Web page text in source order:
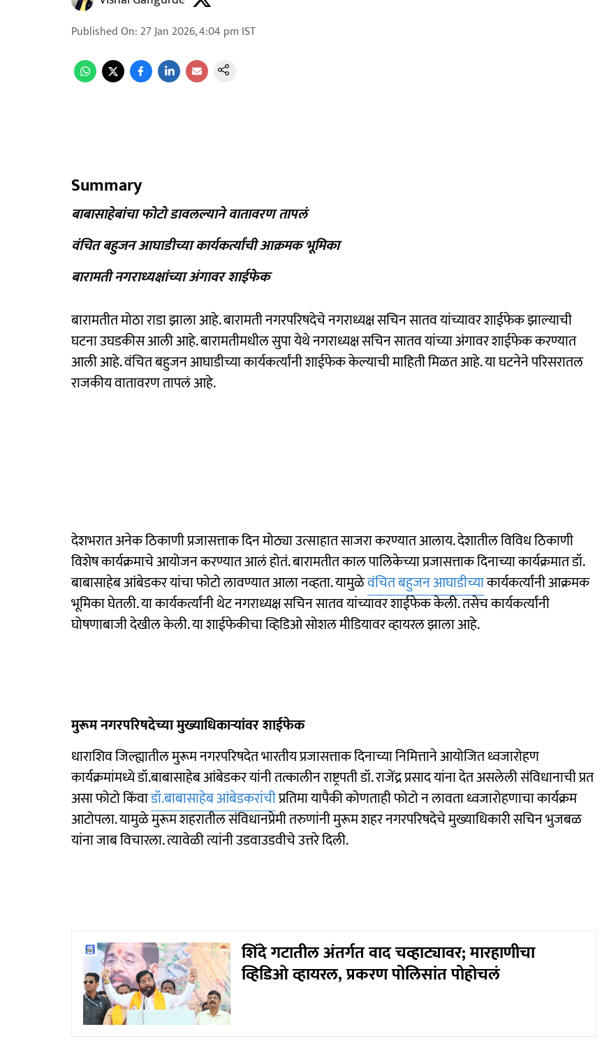
Published On: 27 Jan 2026, 4:04 pm IST
Summary
बाबासाहेबांचा फोटो डावलल्याने वातावरण तापलं
वंचित बहुजन आघाडीच्या कार्यकर्त्यांची आक्रमक भूमिका
बारामती नगराध्यक्षांच्या अंगावर शाईफेक
बारामतीत मोठा राडा झाला आहे. बारामती नगरपरिषदेचे नगराध्यक्ष सचिन सातव यांच्यावर शाईफेक झाल्याची
घटना उघडकीस आली आहे. बारामतीमधील सुपा येथे नगराध्यक्ष सचिन सातव यांच्या अंगावर शाईफेक करण्यात
आली आहे. वंचित बहुजन आघाडीच्या कार्यकर्त्यांनी शाईफेक केल्याची माहिती मिळत आहे. या घटनेने परिसरातल
राजकीय वातावरण तापलं आहे.
देशभरात अनेक ठिकाणी प्रजासत्ताक दिन मोठ्या उत्साहात साजरा करण्यात आलाय. देशातील विविध ठिकाणी
विशेष कार्यक्रमाचे आयोजन करण्यात आलं होतं. बारामतीत काल पालिकेच्या प्रजासत्ताक दिनाच्या कार्यक्रमात डॉ.
बाबासाहेब आंबेडकर यांचा फोटो लावण्यात आला नव्हता. यामुळेवंचित बहुजन आघाडीच्याकार्यकर्त्यांनी आक्रमक
भूमिका घेतली. या कार्यकर्त्यांनी थेट नगराध्यक्ष सचिन सातव यांच्यावर शाईफेक केली. तसेच कार्यकर्त्यांनी
घोषणाबाजी देखील केली. या शाईफेकीचा व्हिडिओ सोशल मीडियावर व्हायरल झाला आहे.
मुरूम नगरपरिषदेच्या मुख्याधिकाऱ्यांवर शाईफेक
धाराशिव जिल्ह्यातील मुरूम नगरपरिषदेत भारतीय प्रजासत्ताक दिनाच्या निमित्ताने आयोजित ध्वजारोहण
कार्यक्रमांमध्ये डॉ.बाबासाहेब आंबेडकर यांनी तत्कालीन राष्ट्रपती डॉ. राजेंद्र प्रसाद यांना देत असलेली संविधानाची प्रत
असा फोटो किंवाडॉ.बाबासाहेब आंबेडकरांचीप्रतिमा यापैकी कोणताही फोटो न लावता ध्वजारोहणाचा कार्यक्रम
आटोपला. यामुळे मुरूम शहरातील संविधानप्रेमी तरुणांनी मुरूम शहर नगरपरिषदेचे मुख्याधिकारी सचिन भुजबळ
यांना जाब विचारला. त्यावेळी त्यांनी उडवाउडवीचे उत्तरे दिली.
शिंदे गटातील अंतर्गत वाद चव्हाट्यावर; मारहाणीचा
व्हिडिओ व्हायरल, प्रकरण पोलिसांत पोहोचलं